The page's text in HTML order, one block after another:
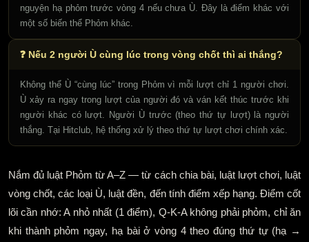
nguyện hạ phỏm trước vòng 4 nếu chưa Ù. Đây là điểm khác với
một số biến thể Phỏm khác.
❓ Nếu 2 người Ù cùng lúc trong vòng chốt thì ai thắng?
Không thể Ù “cùng lúc” trong Phỏm vì mỗi lượt chỉ 1 người chơi.
Ù xảy ra ngay trong lượt của người đó và ván kết thúc trước khi
người khác có lượt. Người Ù trước (theo thứ tự lượt) là người
thắng. Tại Hitclub, hệ thống xử lý theo thứ tự lượt chơi chính xác.
Nắm đủ luật Phỏm từ A–Z — từ cách chia bài, luật lượt chơi, luật
vòng chốt, các loại Ù, luật đền, đến tính điểm xếp hạng. Điểm cốt
lõi cần nhớ: A nhỏ nhất (1 điểm), Q-K-A không phải phỏm, chỉ ăn
khi thành phỏm ngay, hạ bài ở vòng 4 theo đúng thứ tự (hạ →